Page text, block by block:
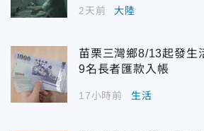
2天前 大陸
苗栗三灣鄉8/13起發
9名長者匯款入帳
17小時前 生活